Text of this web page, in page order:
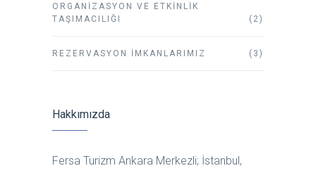
ORGANIZASYON VE ETKINLIK
TAŞIMACILIĞI
(2)
REZERVASYON İMKANLARIMIZ (3)
Hakkımızda
Fersa Turizm Ankara Merkezli; İstanbul,